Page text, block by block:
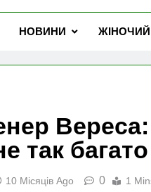
НОВИНИ
так
10 Місяців Ago 0 1